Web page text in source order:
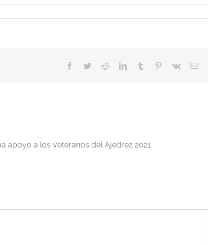
Facebook
TwitterRedditLinkedInTumblr Pinterest
Vk
Correo
apoyo a los veteranos del Ajedrez 2021